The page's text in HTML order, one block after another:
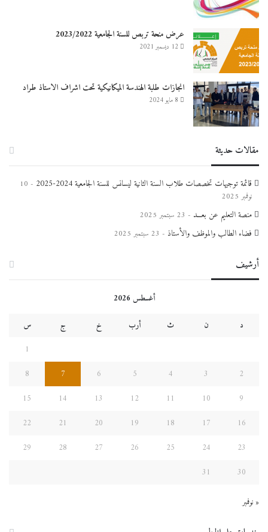
عرض منحة تربص للسنة الجامعية 2023/2022
12 ديسمبر 2021
انجازات طلبة الهندسة الميكانيكية تحت اشراف الاستاذ طراد
8 مايو 2024
مقالات حديثة
قائمة توجيهات تخصصات طلاب السنة الثانية ليسانس للسنة الجامعية 2024-2025
10
نوفمبر 2025
منصة التعليم عن بعـــد 23 سبتمبر 2025
فضاء الطالب والموظف والأستاذ 23 سبتمبر 2025
أرشيف
أغسطس 2026
د
ن ث أرب خ ج
س
1
2
3
4
5
6
7
8
9
10
11
12
13
14
15
16
17
18
19
20
21
22
23
24
25
26
27
28
29
30
31
« نوفمبر